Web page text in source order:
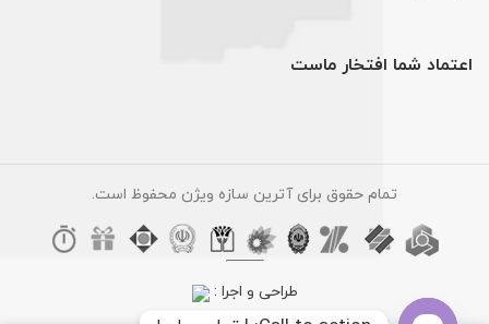
اعتماد شما افتخار ماست
تمام حقوق برای آترین سازه ویژن محفوظ است.
طراحی و اجرا :